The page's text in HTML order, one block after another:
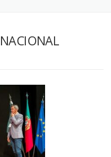
CONTACTOS